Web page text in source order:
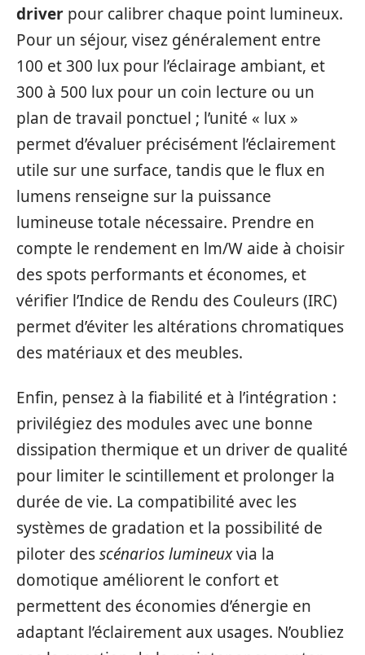
driver pour calibrer chaque point lumineux.
Pour un séjour, visez généralement entre
100 et 300 lux pour l’éclairage ambiant, et
300 à 500 lux pour un coin lecture ou un
plan de travail ponctuel ; l’unité « lux »
permet d’évaluer précisément l’éclairement
utile sur une surface, tandis que le flux en
lumens renseigne sur la puissance
lumineuse totale nécessaire. Prendre en
compte le rendement en lm/W aide à choisir
des spots performants et économes, et
vérifier l’Indice de Rendu des Couleurs (IRC)
permet d’éviter les altérations chromatiques
des matériaux et des meubles.
Enfin, pensez à la fiabilité et à l’intégration :
privilégiez des modules avec une bonne
dissipation thermique et un driver de qualité
pour limiter le scintillement et prolonger la
durée de vie. La compatibilité avec les
systèmes de gradation et la possibilité de
piloter desscénarios lumineuxvia la
domotique améliorent le confort et
permettent des économies d’énergie en
adaptant l’éclairement aux usages. N’oubliez